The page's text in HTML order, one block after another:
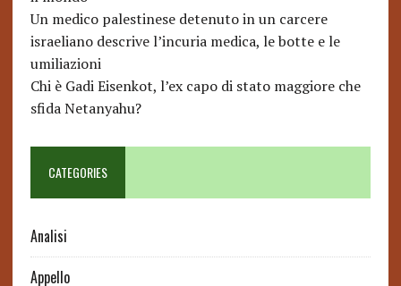
Un medico palestinese detenuto in un carcere
israeliano descrive l’incuria medica, le botte e le
umiliazioni
Chi è Gadi Eisenkot, l’ex capo di stato maggiore che
sfida Netanyahu?
CATEGORIES
Analisi
Appello